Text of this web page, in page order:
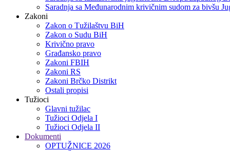
Saradnja sa Međunarodnim krivičnim sudom za bivšu
Zakoni
Zakon o Тužilaštvu BiH
Zakon o Sudu BiH
Krivično pravo
Građansko pravo
Zakoni FBIH
Zakoni RS
Zakoni Brčko Distrikt
Ostali propisi
Tužioci
Glavni tužilac
Tužioci Odjela I
Tužioci Odjela II
Dokumenti
OPTUŽNICE 2026